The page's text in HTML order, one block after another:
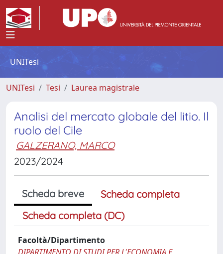
UNITesi
UNITesi Tesi Laurea magistrale
Analisi del mercato globale del litio. Il
ruolo del Cile
GALZERANO, MARCO
2023/2024
Scheda breve
Scheda completa
Scheda completa (DC)
Facoltà/Dipartimento